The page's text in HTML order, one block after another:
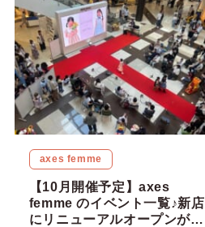
axes femme
【10月開催予定】axes
femme のイベント一覧♪新店
にリニューアルオープンが